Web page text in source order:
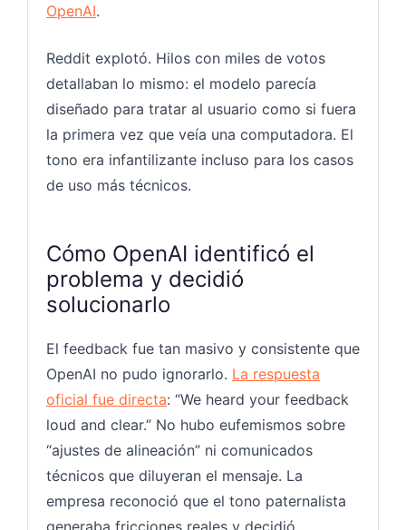
OpenAI.
Reddit explotó. Hilos con miles de votos
detallaban lo mismo: el modelo parecía
diseñado para tratar al usuario como si fuera
la primera vez que veía una computadora. El
tono era infantilizante incluso para los casos
de uso más técnicos.
Cómo OpenAI identificó el
problema y decidió
solucionarlo
El feedback fue tan masivo y consistente que
OpenAI no pudo ignorarlo. La respuesta
oficial fue directa: “We heard your feedback
loud and clear.” No hubo eufemismos sobre
“ajustes de alineación” ni comunicados
técnicos que diluyeran el mensaje. La
empresa reconoció que el tono paternalista
generaba fricciones reales y decidió